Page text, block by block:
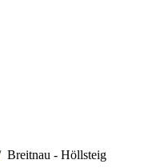
Breitnau - Höllsteig